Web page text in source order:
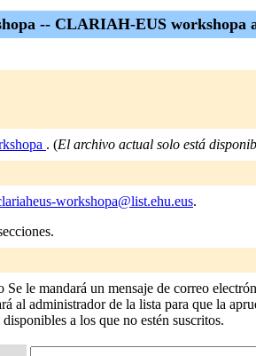
-- CLARIAH-EUS workshopa
. (El archivo actual solo está
workshopa@list.ehu.eus.
le mandará un mensaje de correo
al administrador de la lista para que la
a los que no estén suscritos.